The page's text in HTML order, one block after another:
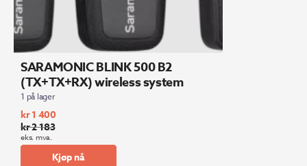
SARAMONIC BLINK 500 B2
(TX+TX+RX) wireless system
1 på lager
kr2 183
Opprinnelig
pris
kr1 400
Nåværende
pris
eks. mva.
Kjøp nå